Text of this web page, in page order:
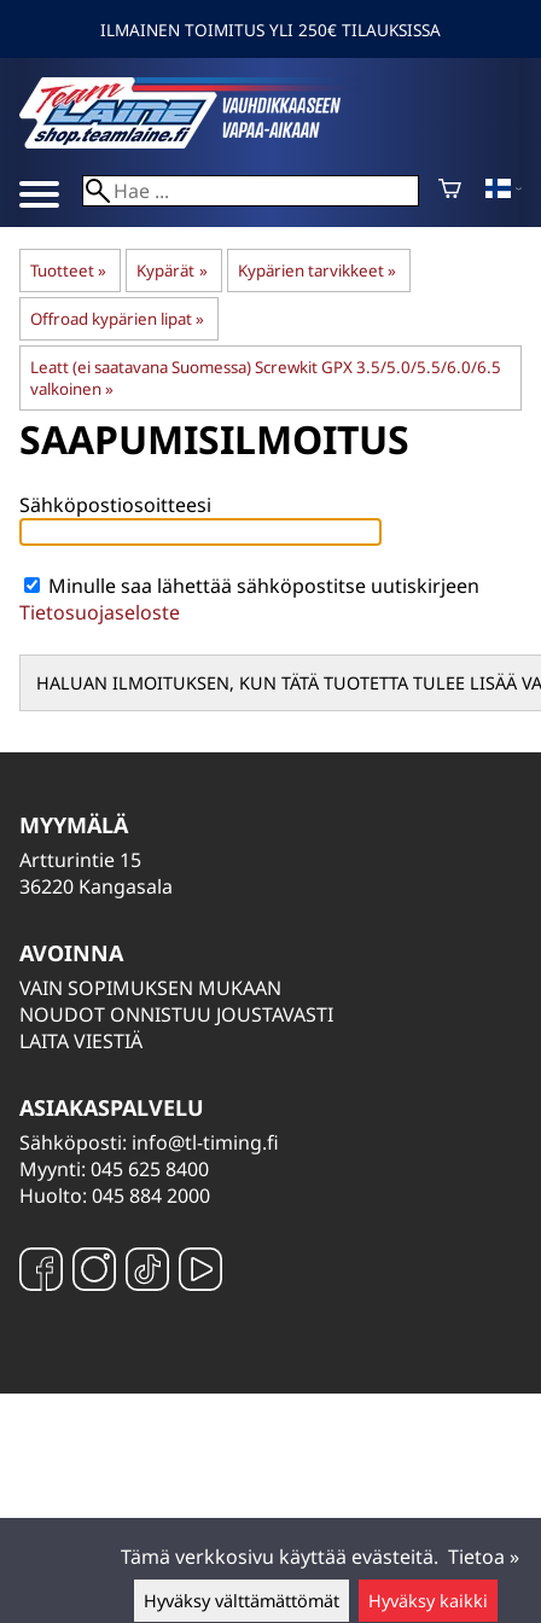
Jätä
ILMAINEN TOIMITUS YLI 250€ TILAUKSISSA
Tuotteet‪» Kypärät ‪» Kypärien tarvikkeet‪»
Offroad kypärien lipat‪»
Leatt (ei saatavana Suomessa) Screwkit GPX 3.5/5.0/5.5/6.0/6.5
valkoinen‪»
SAAPUMISILMOITUS
Sähköpostiosoitteesi
Minulle saa lähettää sähköpostitse uutiskirjeen
Tietosuojaseloste
MYYMÄLÄ
Artturintie 15
36220 Kangasala
AVOINNA
VAIN SOPIMUKSEN MUKAAN
NOUDOT ONNISTUU JOUSTAVASTI
LAITA VIESTIÄ
ASIAKASPALVELU
Sähköposti: info@tl-timing.fi
Myynti: 045 625 8400
Huolto: 045 884 2000
Tämä verkkosivu käyttää evästeitä. Tietoa »
Hyväksy välttämättömät Hyväksy kaikki